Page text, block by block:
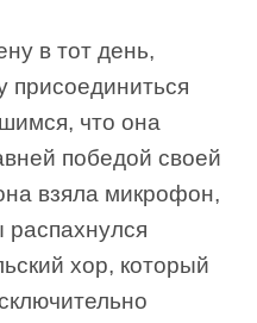
в тот день,
присоединиться
что она
победой своей
взяла микрофон,
распахнулся
хор, который